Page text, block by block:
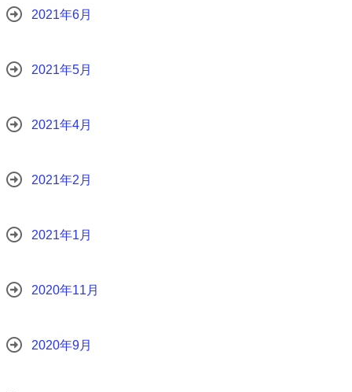
2021年6月
2021年5月
2021年4月
2021年2月
2021年1月
2020年11月
2020年9月